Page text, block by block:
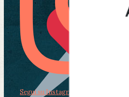
Segui su Instagram